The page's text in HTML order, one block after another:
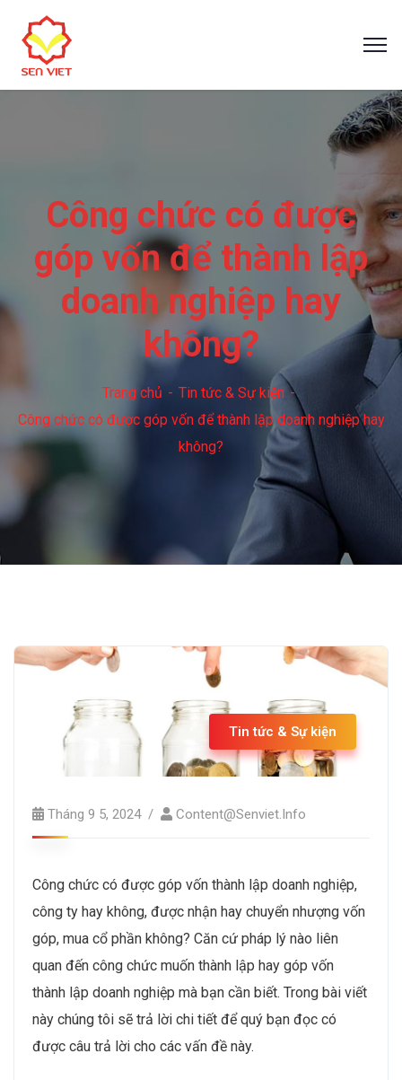
Công chức có được
góp vốn để thành lập
doanh nghiệp hay
không?
Trang chủ
Tin tức & Sự kiện
Công chức có được góp vốn để thành lập doanh nghiệp hay
không?
Tin tức & Sự kiện
Tháng 9 5, 2024 Content@senviet.info
Công chức có được góp vốn thành lập doanh nghiệp,
công ty hay không, được nhận hay chuyển nhượng vốn
góp, mua cổ phần không? Căn cứ pháp lý nào liên
quan đến công chức muốn thành lập hay góp vốn
thành lập doanh nghiệp mà bạn cần biết. Trong bài viết
này chúng tôi sẽ trả lời chi tiết để quý bạn đọc có
được câu trả lời cho các vấn đề này.